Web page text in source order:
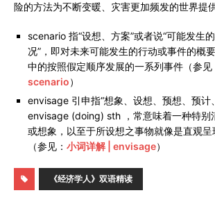
险的方法为不断变暖、灾害更加频发的世界提
scenario 指“设想、方案”或者说“可能发生
况”，即对未来可能发生的行动或事件的概
中的按照假定顺序发展的一系列事件（参见
scenario）
envisage 引申指“想象、设想、预想、预计
envisage (doing) sth ，常意味着一种特别
或想象，以至于所设想之事物就像是直观
（参见： 小词详解 | envisage）
《经济学人》双语精读